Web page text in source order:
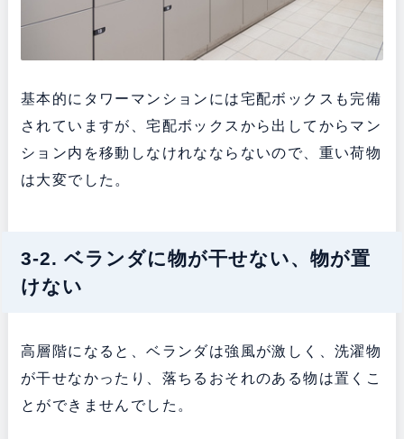
基本的にタワーマンションには宅配ボックスも完備
されていますが、宅配ボックスから出してからマン
ション内を移動しなけれなならないので、重い荷物
は大変でした。
3-2. ベランダに物が干せない、物が置
けない
高層階になると、ベランダは強風が激しく、洗濯物
が干せなかったり、落ちるおそれのある物は置くこ
とができませんでした。